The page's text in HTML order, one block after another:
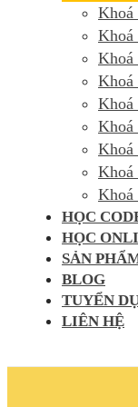
Khoá
Khoá
Khoá
Khoá
Khoá
Khoá
Khoá
Khoá
Khoá
HỌC
HỌC
SẢN
BLOG
TUYỂN
LIÊN HỆ